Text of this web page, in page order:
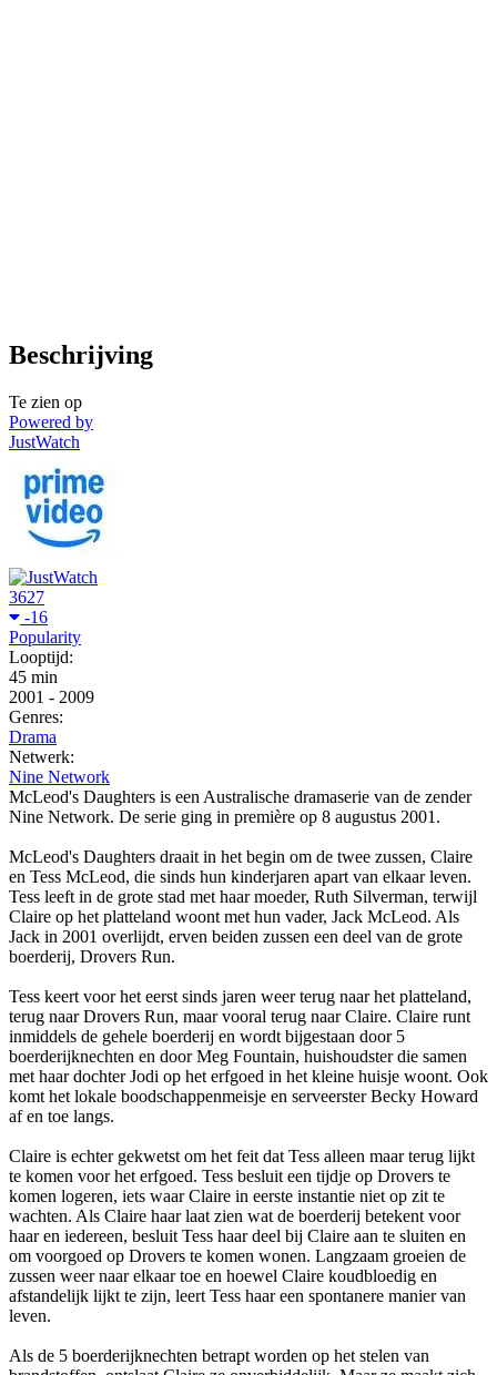
Beschrijving
Te zien op
Powered by
JustWatch
3627
-16
Popularity
Looptijd:
45 min
2001 - 2009
Genres:
Drama
Netwerk:
Nine Network
McLeod's Daughters is een Australische dramaserie van de zender
Nine Network. De serie ging in première op 8 augustus 2001.
McLeod's Daughters draait in het begin om de twee zussen, Claire
en Tess McLeod, die sinds hun kinderjaren apart van elkaar leven.
Tess leeft in de grote stad met haar moeder, Ruth Silverman, terwijl
Claire op het platteland woont met hun vader, Jack McLeod. Als
Jack in 2001 overlijdt, erven beiden zussen een deel van de grote
boerderij, Drovers Run.
Tess keert voor het eerst sinds jaren weer terug naar het platteland,
terug naar Drovers Run, maar vooral terug naar Claire. Claire runt
inmiddels de gehele boerderij en wordt bijgestaan door 5
boerderijknechten en door Meg Fountain, huishoudster die samen
met haar dochter Jodi op het erfgoed in het kleine huisje woont. Ook
komt het lokale boodschappenmeisje en serveerster Becky Howard
af en toe langs.
Claire is echter gekwetst om het feit dat Tess alleen maar terug lijkt
te komen voor het erfgoed. Tess besluit een tijdje op Drovers te
komen logeren, iets waar Claire in eerste instantie niet op zit te
wachten. Als Claire haar laat zien wat de boerderij betekent voor
haar en iedereen, besluit Tess haar deel bij Claire aan te sluiten en
om voorgoed op Drovers te komen wonen. Langzaam groeien de
zussen weer naar elkaar toe en hoewel Claire koudbloedig en
afstandelijk lijkt te zijn, leert Tess haar een spontanere manier van
leven.
Als de 5 boerderijknechten betrapt worden op het stelen van